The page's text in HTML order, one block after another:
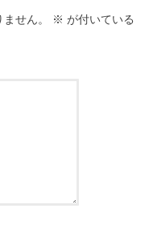
せん。 ※ が付いている